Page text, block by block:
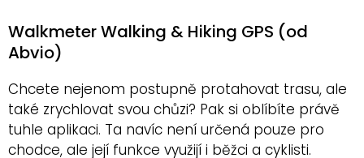
Walkmeter Walking & Hiking GPS (od
Abvio)
Chcete nejenom postupně protahovat trasu, ale
také zrychlovat svou chůzi? Pak si oblíbíte právě
tuhle aplikaci. Ta navíc není určená pouze pro
chodce, ale její funkce využijí i běžci a cyklisti.